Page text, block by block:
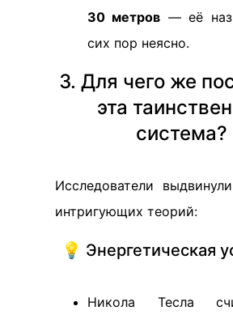
30 метров — её
сих пор неясно.
3. Для чего же
эта
система?
Исследователи
интригующих теорий:
💡 Энергетическая
Никола Тесла